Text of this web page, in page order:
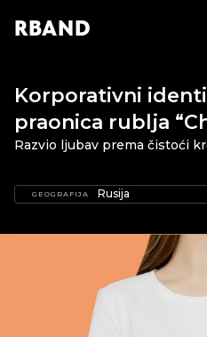
RBAND
Korporativni
praonica rublja
Razvio ljubav prema čistoći
GEOGRAFIJA Rusija